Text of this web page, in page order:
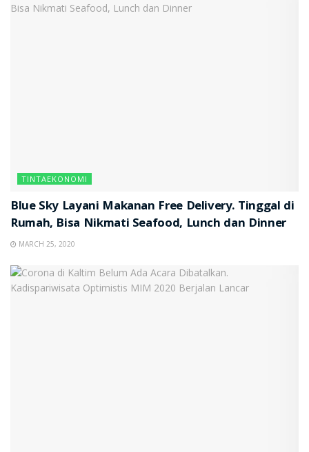
TINTAEKONOMI
Blue Sky Layani Makanan Free Delivery. Tinggal di
Rumah, Bisa Nikmati Seafood, Lunch dan Dinner
MARCH 25, 2020